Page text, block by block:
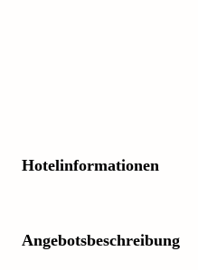
Hotelinformationen
Angebotsbeschreibung